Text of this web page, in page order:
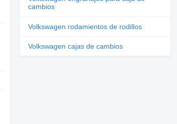
cambios
Volkswagen rodamientos de rodillos
Volkswagen cajas de cambios